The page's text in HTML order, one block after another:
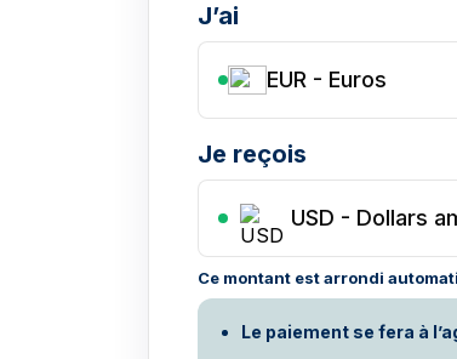
J’ai
EUR - Euros
Je reçois
USD - Dollars
Ce montant est arrondi
Le paiement se fera à